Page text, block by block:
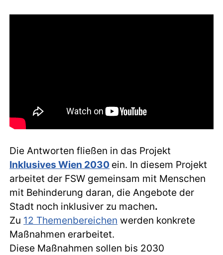
Die Antworten fließen in das Projekt
Inklusives Wien 2030 ein. In diesem Projekt
arbeitet der FSW gemeinsam mit Menschen
mit Behinderung daran, die Angebote der
Stadt noch inklusiver zu machen.
Zu 12 Themenbereichen werden konkrete
Maßnahmen erarbeitet.
Diese Maßnahmen sollen bis 2030